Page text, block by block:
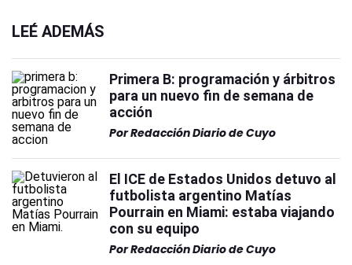
LEÉ ADEMÁS
Primera B: programación y árbitros
para un nuevo fin de semana de
acción
PorRedacción Diario de Cuyo
El ICE de Estados Unidos detuvo al
futbolista argentino Matías
Pourrain en Miami: estaba viajando
con su equipo
PorRedacción Diario de Cuyo